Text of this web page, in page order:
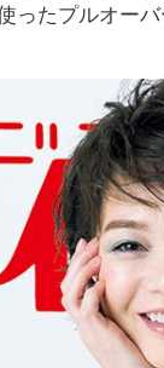
ったプルオー